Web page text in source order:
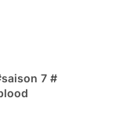
saison 7 #